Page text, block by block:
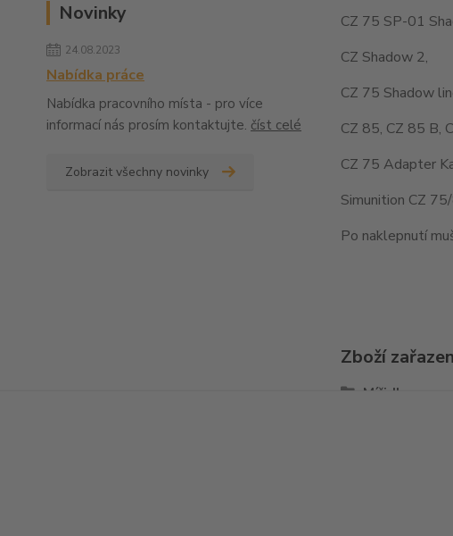
Novinky
24.08.2023
Nabídka práce
Nabídka pracovního místa - pro více
informací nás prosím kontaktujte. číst celé
Zobrazit všechny novinky
CZ 75 SP-01
CZ Shadow 2,
CZ 75 Shadow
CZ 85, CZ 85 B,
CZ 75 Adapter
Simunition CZ
Po naklepnutí
Zboží
Mířidla